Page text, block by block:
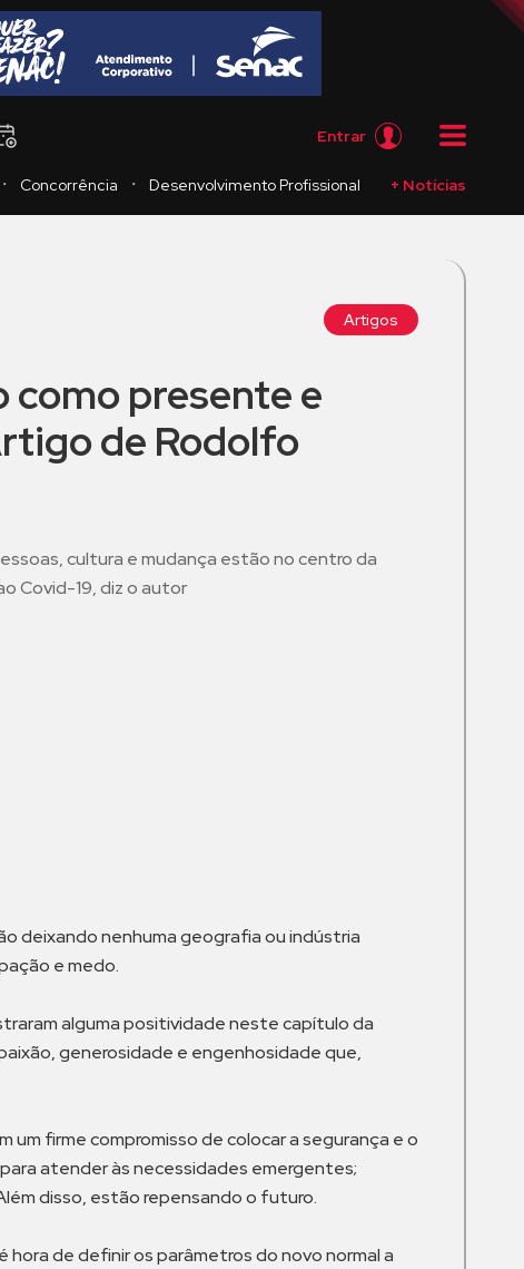
Entrar
・ Concorrência ・ Desenvolvimento Profissional + Notícias
Artigos
como presente e
de Rodolfo
cultura e mudança estão no centro da
Covid-19, diz o autor
deixando nenhuma geografia ou indústria
e medo.
alguma positividade neste capítulo da
generosidade e engenhosidade que,
firme compromisso de colocar a segurança e o
atender às necessidades emergentes;
disso, estão repensando o futuro.
hora de definir os parâmetros do novo normal a